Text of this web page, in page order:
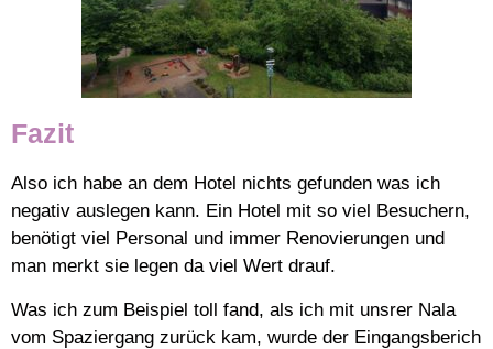
Fazit
Also ich habe an dem Hotel nichts gefunden was ich
negativ auslegen kann. Ein Hotel mit so viel Besuchern,
benötigt viel Personal und immer Renovierungen und
man merkt sie legen da viel Wert drauf.
Was ich zum Beispiel toll fand, als ich mit unsrer Nala
vom Spaziergang zurück kam, wurde der Eingangsberich